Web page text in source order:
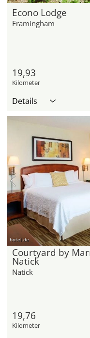
Econo Lodge
Framingham
19,93
Kilometer
Details
hotel.de
Courtyard by
Natick
Natick
19,76
Kilometer